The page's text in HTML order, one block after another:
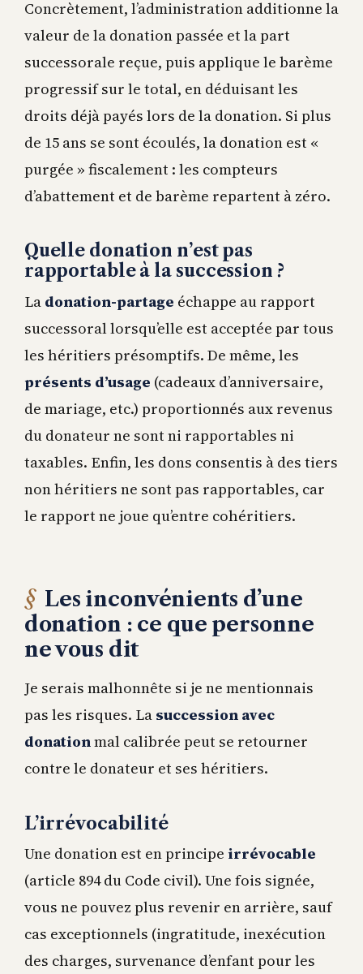
Concrètement, l’administration additionne la
valeur de la donation passée et la part
successorale reçue, puis applique le barème
progressif sur le total, en déduisant les
droits déjà payés lors de la donation. Si plus
de 15 ans se sont écoulés, la donation est «
purgée » fiscalement : les compteurs
d’abattement et de barème repartent à zéro.
Quelle donation n’est pas
rapportable à la succession ?
La donation-partage échappe au rapport
successoral lorsqu’elle est acceptée par tous
les héritiers présomptifs. De même, les
présents d’usage (cadeaux d’anniversaire,
de mariage, etc.) proportionnés aux revenus
du donateur ne sont ni rapportables ni
taxables. Enfin, les dons consentis à des tiers
non héritiers ne sont pas rapportables, car
le rapport ne joue qu’entre cohéritiers.
Les inconvénients d’une
donation : ce que personne
ne vous dit
Je serais malhonnête si je ne mentionnais
pas les risques. La succession avec
donationmal calibrée peut se retourner
contre le donateur et ses héritiers.
L’irrévocabilité
Une donation est en principe irrévocable
(article 894 du Code civil). Une fois signée,
vous ne pouvez plus revenir en arrière, sauf
cas exceptionnels (ingratitude, inexécution
des charges, survenance d’enfant pour les